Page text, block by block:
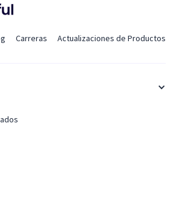
Carreras Actualizaciones de Productos